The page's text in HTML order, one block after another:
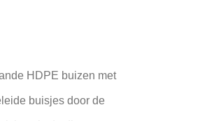
HDPE buizen met
buisjes door de